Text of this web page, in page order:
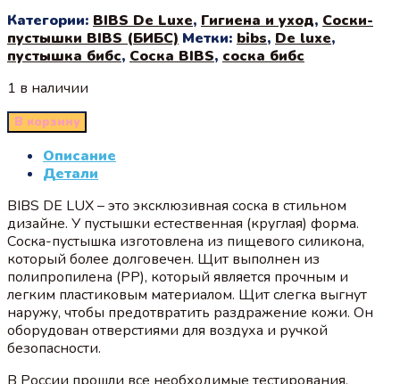
Категории: BIBS De Luxe, Гигиена и уход, Соски-
пустышки BIBS (БИБС) Метки: bibs, De luxe,
пустышка бибс, Соска BIBS, соска бибс
1 в наличии
В корзину
Описание
Детали
BIBS DE LUX – это эксклюзивная соска в стильном
дизайне. У пустышки естественная (круглая) форма.
Соска-пустышка изготовлена из пищевого силикона,
который более долговечен. Щит выполнен из
полипропилена (PP), который является прочным и
легким пластиковым материалом. Щит слегка выгнут
наружу, чтобы предотвратить раздражение кожи. Он
оборудован отверстиями для воздуха и ручкой
безопасности.